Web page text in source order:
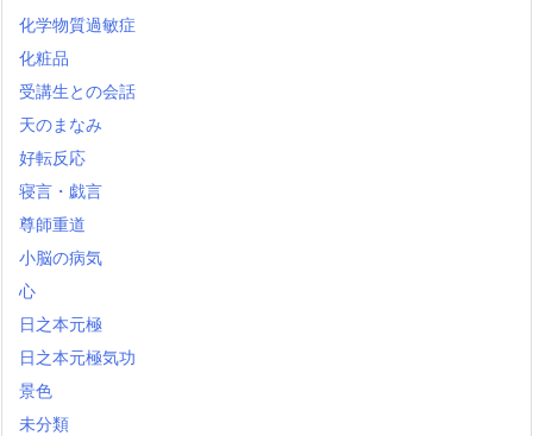
化学物質過敏症
化粧品
受講生との会話
天のまなみ
好転反応
寝言・戯言
尊師重道
小脳の病気
心
日之本元極
日之本元極気功
景色
未分類